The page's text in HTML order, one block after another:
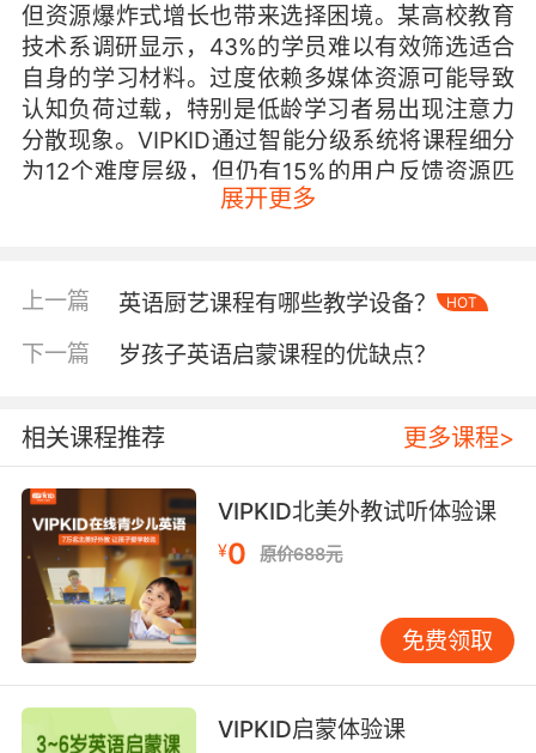
但资源爆炸式增长也带来选择困境。某高校教育
技术系调研显示，43%的学员难以有效筛选适合
自身的学习材料。过度依赖多媒体资源可能导致
认知负荷过载，特别是低龄学习者易出现注意力
分散现象。VIPKID通过智能分级系统将课程细分
为12个难度层级，但仍有15%的用户反馈资源匹
配度需进一步优化。
视频直播技术实现跨国实时授课，VIPKID采用的
双向视频流技术使师生互动延迟低于0.3秒。平台
开发的虚拟教具互动系统，使单词卡、涂鸦板等
测评显示，在网络质量较差区域，每节课平均出
现1.2次卡顿现象。
情感传递的损耗是技术难以完全弥补的缺陷。哈
佛大学教育学院2021年研究指出，屏幕交互导致
教师微表情识别度降低60%，幼儿学员课堂参与
度下降25%。VIPKID引入的3D虚拟形象教学虽增
强趣味性，但无法替代真实课堂的肢体语言交
流。家长满意度调查显示，仅68%认为在线互动
能达到线下课的情感连接效果。
展开更多
上一篇 英语厨艺课程有哪些教学设备？ HOT
下一篇 岁孩子英语启蒙课程的优缺点？
相关课程推荐 更多课程>
VIPKID北美外教试听体验课
¥0 原价688元
免费领取
VIPKID启蒙体验课